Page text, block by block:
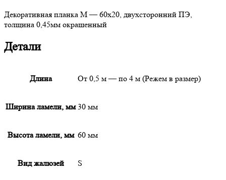
Декоративная планка М — 60х20, двухсторонний ПЭ,
толщина 0,45мм окрашенный
Детали
Длина От 0,5 м — по 4 м (Режем в размер)
Ширина ламели, мм 30 мм
Высота ламели, мм 60 мм
Вид жалюзей S